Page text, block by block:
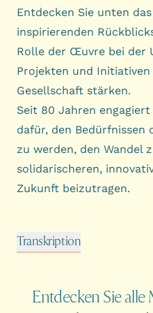
Entdecken Sie unten
inspirierenden
Rolle der Œuvre bei der
Projekten und
Gesellschaft stärken.
Seit 80 Jahren
dafür, den Bedürfnissen
zu werden, den Wandel
solidarischeren,
Zukunft beizutragen.
Transkription
Entdecken Sie